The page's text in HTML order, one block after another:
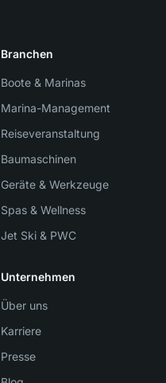
Branchen
Boote & Marinas
Marina-Management
Reiseveranstaltung
Baumaschinen
Geräte & Werkzeuge
Spas & Wellness
Jet Ski & PWC
Unternehmen
Über uns
Karriere
Presse